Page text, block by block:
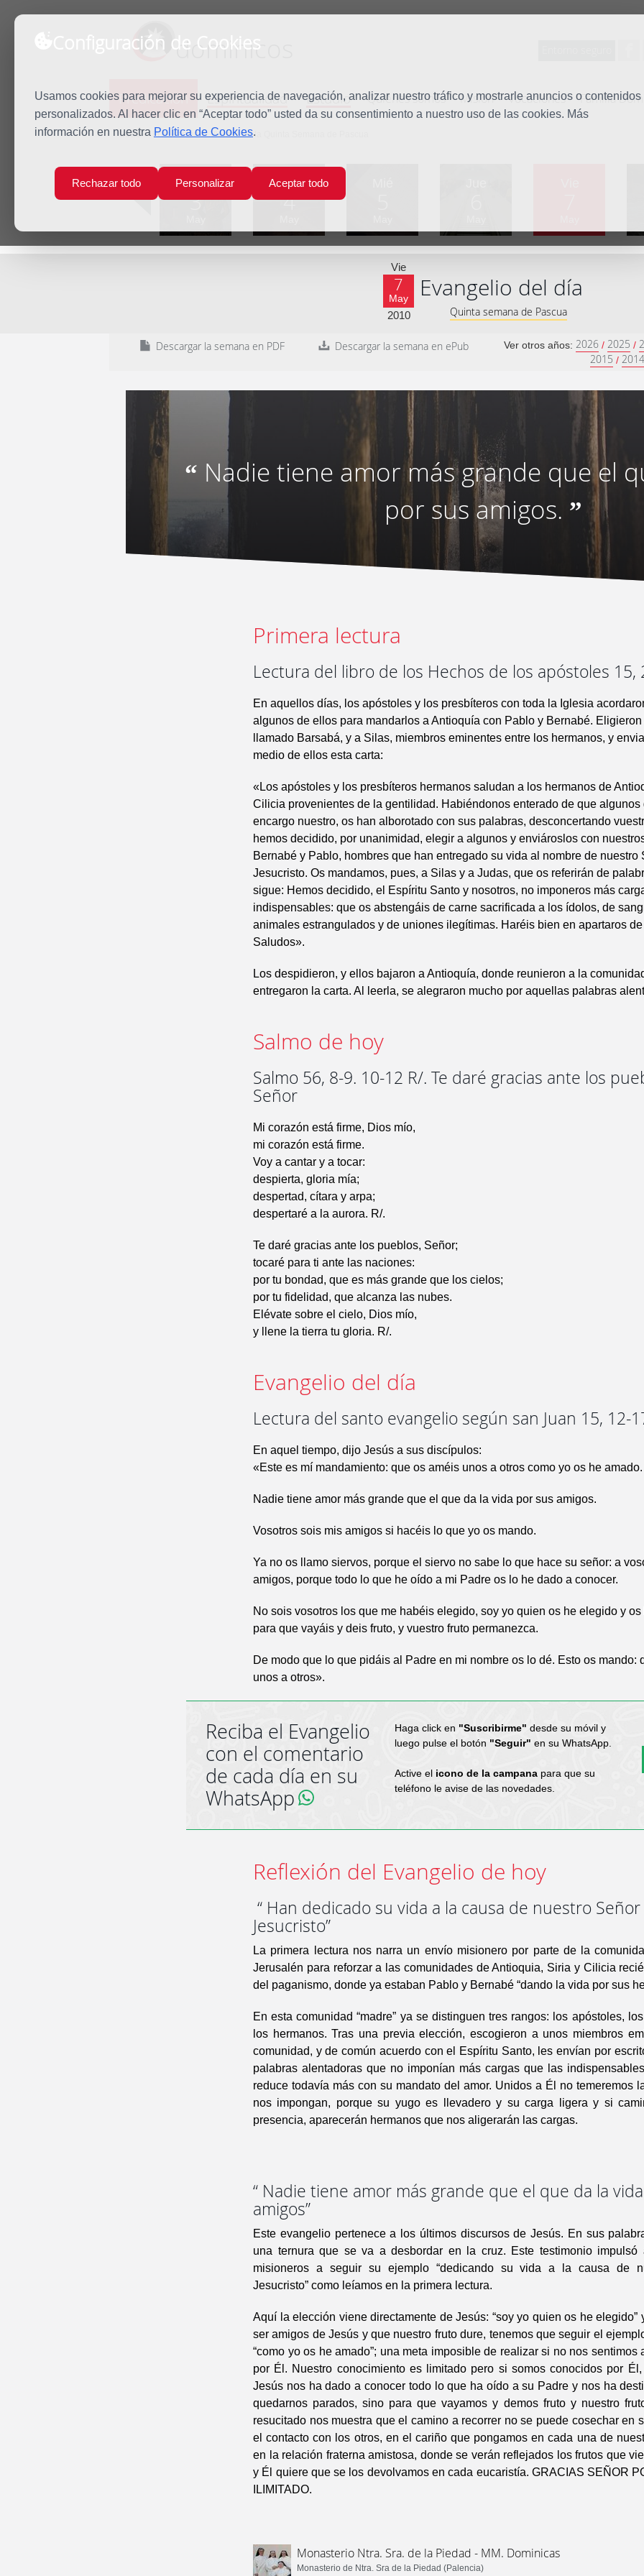
Configuración de Cookies
Usamos cookies para mejorar su experiencia de navegación, analizar nuestro tráfico y mostrarle anuncios o contenidos
personalizados. Al hacer clic en “Aceptar todo” usted da su consentimiento a nuestro uso de las cookies. Más
información en nuestra Política de Cookies.
Rechazar todo Personalizar Aceptar todo
dominicos
Predicación Espiritualidad Estudio Quiénes somos Misión Vocaciones Familia
Inicio Predicación Viernes de la Quinta Semana de Pascua
Lun
3
Mar
4
Vie
7
May
2010
Evangelio del día
Quinta semana de Pascua
Descargar la semana en PDF Descargar la semana en ePub Ver otros años: 2026 / 2025 /
2015 / 2014
“ Nadie tiene amor más grande que el
por sus amigos. ”
Primera lectura
Lectura del libro de los Hechos de los apóstoles 15,
En aquellos días, los apóstoles y los presbíteros con toda la Iglesia
algunos de ellos para mandarlos a Antioquía con Pablo y Bernabé. Eligieron
llamado Barsabá, y a Silas, miembros eminentes entre los hermanos, y
medio de ellos esta carta:
«Los apóstoles y los presbíteros hermanos saludan a los hermanos de
Cilicia provenientes de la gentilidad. Habiéndonos enterado de que algunos
encargo nuestro, os han alborotado con sus palabras, desconcertando
hemos decidido, por unanimidad, elegir a algunos y enviároslos con
Bernabé y Pablo, hombres que han entregado su vida al nombre de nuestro
Jesucristo. Os mandamos, pues, a Silas y a Judas, que os referirán de
sigue: Hemos decidido, el Espíritu Santo y nosotros, no imponeros más
indispensables: que os abstengáis de carne sacrificada a los ídolos, de
animales estrangulados y de uniones ilegítimas. Haréis bien en apartaros de
Saludos».
Los despidieron, y ellos bajaron a Antioquía, donde reunieron a la
entregaron la carta. Al leerla, se alegraron mucho por aquellas palabras
Salmo de hoy
Salmo 56, 8-9. 10-12 R/. Te daré gracias ante los
Señor
Mi corazón está firme, Dios mío,
mi corazón está firme.
Voy a cantar y a tocar:
despierta, gloria mía;
despertad, cítara y arpa;
despertaré a la aurora. R/.
Te daré gracias ante los pueblos, Señor;
tocaré para ti ante las naciones:
por tu bondad, que es más grande que los cielos;
por tu fidelidad, que alcanza las nubes.
Elévate sobre el cielo, Dios mío,
y llene la tierra tu gloria. R/.
Evangelio del día
Lectura del santo evangelio según san Juan 15, 12-
En aquel tiempo, dijo Jesús a sus discípulos:
«Este es mí mandamiento: que os améis unos a otros como yo os he amado.
Nadie tiene amor más grande que el que da la vida por sus amigos.
Vosotros sois mis amigos si hacéis lo que yo os mando.
Ya no os llamo siervos, porque el siervo no sabe lo que hace su señor: a
amigos, porque todo lo que he oído a mi Padre os lo he dado a conocer.
No sois vosotros los que me habéis elegido, soy yo quien os he elegido y
para que vayáis y deis fruto, y vuestro fruto permanezca.
De modo que lo que pidáis al Padre en mi nombre os lo dé. Esto os mando:
unos a otros».
Reciba el Evangelio
con el comentario
de cada día en su
WhatsApp
Haga click en "Suscribirme" desde su móvil y
luego pulse el botón "Seguir" en su WhatsApp.
Active el icono de la campanapara que su
teléfono le avise de las novedades.
Reflexión del Evangelio de hoy
“ Han dedicado su vida a la causa de nuestro Señor
Jesucristo”
La primera lectura nos narra un envío misionero por parte de la
Jerusalén para reforzar a las comunidades de Antioquia, Siria y Cilicia
del paganismo, donde ya estaban Pablo y Bernabé “dando la vida por sus
En esta comunidad “madre” ya se distinguen tres rangos: los apóstoles,
los hermanos. Tras una previa elección, escogieron a unos miembros
comunidad, y de común acuerdo con el Espíritu Santo, les envían por
palabras alentadoras que no imponían más cargas que las
reduce todavía más con su mandato del amor. Unidos a Él no temeremos
nos impongan, porque su yugo es llevadero y su carga ligera y si
presencia, aparecerán hermanos que nos aligerarán las cargas.
“ Nadie tiene amor más grande que el que da la
amigos”
Este evangelio pertenece a los últimos discursos de Jesús. En sus
una ternura que se va a desbordar en la cruz. Este testimonio impulsó
misioneros a seguir su ejemplo “dedicando su vida a la causa de
Jesucristo” como leíamos en la primera lectura.
Aquí la elección viene directamente de Jesús: “soy yo quien os he elegido”
ser amigos de Jesús y que nuestro fruto dure, tenemos que seguir el
“como yo os he amado”; una meta imposible de realizar si no nos sentimos
por Él. Nuestro conocimiento es limitado pero si somos conocidos por
Jesús nos ha dado a conocer todo lo que ha oído a su Padre y nos ha
quedarnos parados, sino para que vayamos y demos fruto y nuestro
resucitado nos muestra que el camino a recorrer no se puede cosechar en
el contacto con los otros, en el cariño que pongamos en cada una de
en la relación fraterna amistosa, donde se verán reflejados los frutos que
y Él quiere que se los devolvamos en cada eucaristía. GRACIAS SEÑOR
ILIMITADO.
Monasterio Ntra. Sra. de la Piedad - MM. Dominicas
Monasterio de Ntra. Sra de la Piedad (Palencia)